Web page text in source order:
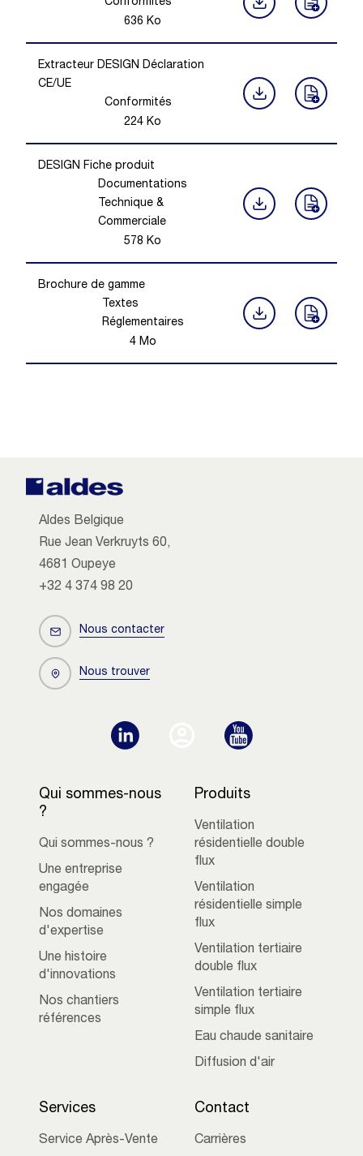
Conformités
636 Ko
Extracteur DESIGN Déclaration
CE/UE
Conformités
224 Ko
DESIGN Fiche produit
Documentations
Technique &
Commerciale
578 Ko
Brochure de gamme
Textes
Réglementaires
4Mo
Aldes Belgique
Rue Jean Verkruyts 60,
4681 Oupeye
+32 4 374 98 20
Nous contacter
Nous trouver
Qui sommes-nous
?
Qui sommes-nous ?
Une entreprise
engagée
Nos domaines
d'expertise
Une histoire
d'innovations
Nos chantiers
références
Produits
Ventilation
résidentielle double
flux
Ventilation
résidentielle simple
flux
Ventilation tertiaire
double flux
Ventilation tertiaire
simple flux
Eau chaude sanitaire
Diffusion d'air
Services
Service Après-Vente
Contact
Carrières